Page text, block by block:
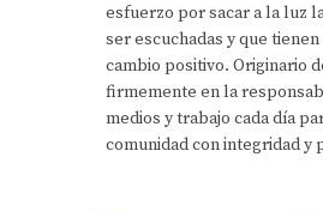
esfuerzo por sacar a la luz
ser escuchadas y que
cambio positivo. Originario
firmemente en la
medios y trabajo cada día
comunidad con integridad y